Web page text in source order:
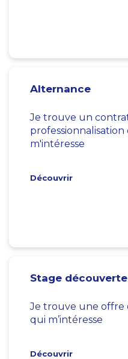
Alternance
Je trouve un
m'intéresse
Découvrir
Stage
Je trouve une offre
qui m’intéresse
Découvrir